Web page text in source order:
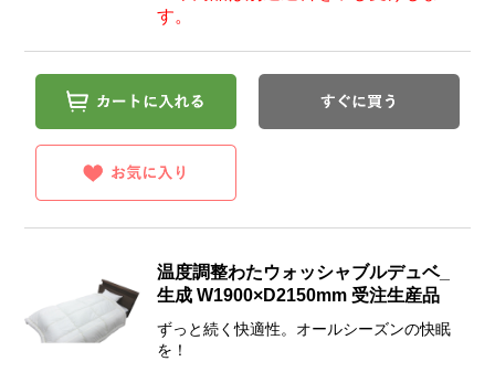
す。
温度調整わたウォッシャブルデュベ_
生成 W1900×D2150mm 受注生産品
ずっと続く快適性。オールシーズンの快眠
を！